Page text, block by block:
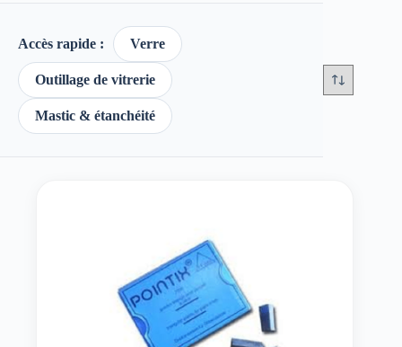
Accès rapide : Verre
Outillage de vitrerie
Mastic & étanchéité